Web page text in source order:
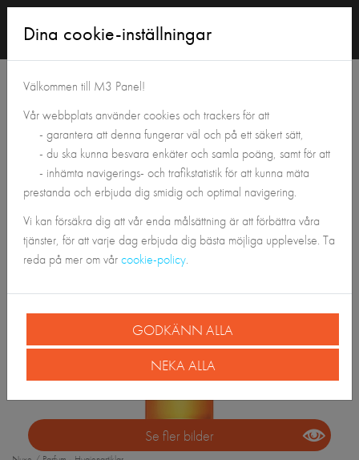
Tillbaka till Panelshoppen
Se fler bilder
Dina cookie-inställningar
Välkommen till M3 Panel!
Vår webbplats använder cookies och trackers för att
- garantera att denna fungerar väl och på ett säkert sätt,
- du ska kunna besvara enkäter och samla poäng, samt för att
- inhämta navigerings- och trafikstatistik för att kunna mäta
prestanda och erbjuda dig smidig och optimal navigering.
Vi kan försäkra dig att vår enda målsättning är att förbättra våra
tjänster, för att varje dag erbjuda dig bästa möjliga upplevelse. Ta
reda på mer om vårcookie-policy.
GODKÄNN ALLA
NEKA ALLA